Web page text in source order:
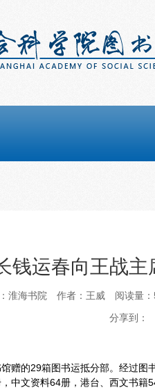
钱运春向王战
淮海书院 作者：王威 阅读量：
分享到：
赠的29箱图书运抵分部。经过图
中文资料64册，港台、西文书籍